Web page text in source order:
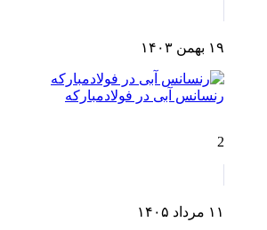
۱۹ بهمن ۱۴۰۳
رنسانس آبی در فولادمبارکه
2
۱۱ مرداد ۱۴۰۵